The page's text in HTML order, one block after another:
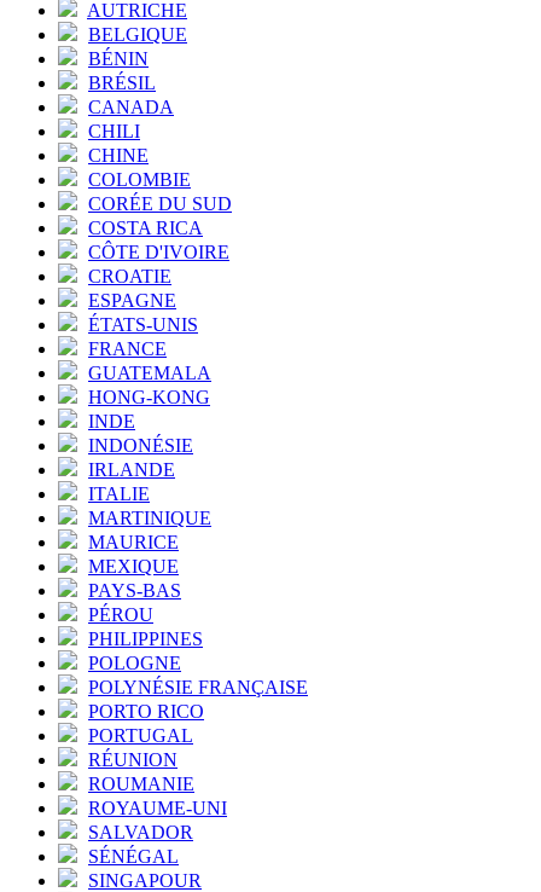
AUTRICHE
BELGIQUE
BÉNIN
BRÉSIL
CANADA
CHILI
CHINE
COLOMBIE
CORÉE DU SUD
COSTA RICA
CÔTE D'IVOIRE
CROATIE
ESPAGNE
ÉTATS-UNIS
FRANCE
GUATEMALA
HONG-KONG
INDE
INDONÉSIE
IRLANDE
ITALIE
MARTINIQUE
MAURICE
MEXIQUE
PAYS-BAS
PÉROU
PHILIPPINES
POLOGNE
POLYNÉSIE FRANÇAISE
PORTO RICO
PORTUGAL
RÉUNION
ROUMANIE
ROYAUME-UNI
SALVADOR
SÉNÉGAL
SINGAPOUR